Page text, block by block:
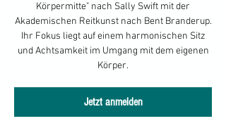
Körpermitte" nach Sally Swift mit der
Akademischen Reitkunst nach Bent Branderup.
Ihr Fokus liegt auf einem harmonischen Sitz
und Achtsamkeit im Umgang mit dem eigenen
Körper.
Jetzt anmelden